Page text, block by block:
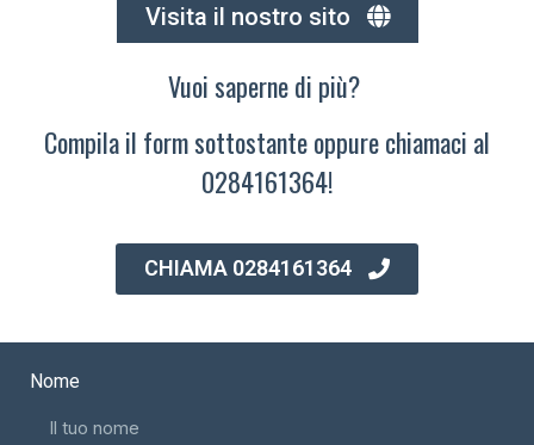
Visita il nostro sito
Vuoi saperne di più?
Compila il form sottostante oppure chiamaci al
0284161364!
CHIAMA 0284161364
Nome